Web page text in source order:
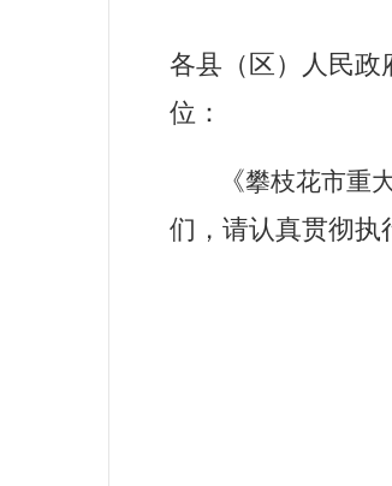
各县（区）人民政
位 ：
《攀枝花市重
们，请认真贯彻执